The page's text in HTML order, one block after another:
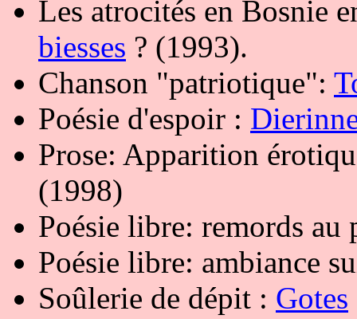
Les atrocités en Bosnie
biesses ? (1993).
Chanson "patriotique":
Poésie d'espoir :
Prose: Apparition
(1998)
Poésie libre: remords
Poésie libre: ambiance
Soûlerie de dépit : Gotes